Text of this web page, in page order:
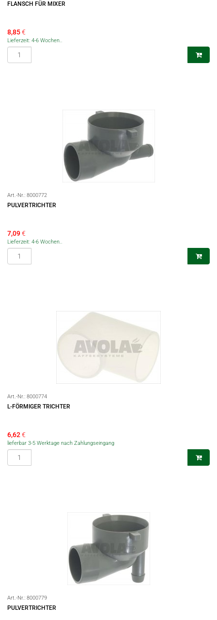
FLANSCH FÜR MIXER
8,85€
Lieferzeit: 4-6 Wochen..
Art.-Nr.: 8000772
PULVERTRICHTER
7,09€
Lieferzeit: 4-6 Wochen..
Art.-Nr.: 8000774
L-FÖRMIGER TRICHTER
6,62€
lieferbar 3-5 Werktage nach Zahlungseingang
Art.-Nr.: 8000779
PULVERTRICHTER